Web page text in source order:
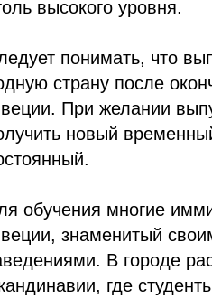
высокого уровня.
понимать, что
страну после
При желании
новый
обучения многие
знаменитый
В городе
где